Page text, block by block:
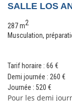
SALLE LOS
287 m2
Musculation,
Tarif horaire : 66 €
Demi journée : 260 €
Journée : 520 €
Pour les demi